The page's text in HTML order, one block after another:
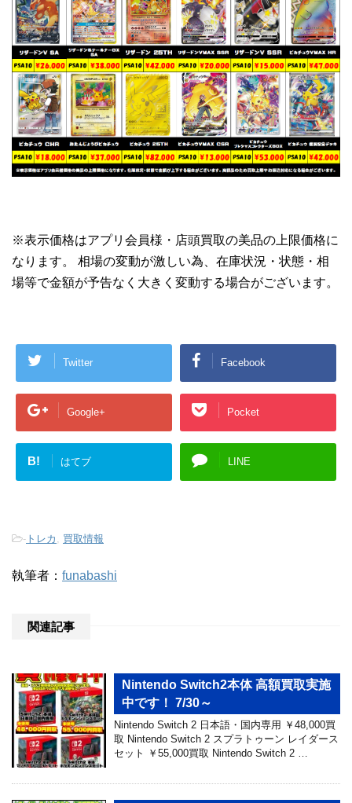
※表示価格はアプリ会員様・店頭買取の美品の上限価格に
なります。 相場の変動が激しい為、在庫状況・状態・相
場等で金額が予告なく大きく変動する場合がございます。
Twitter Facebook
Google+ Pocket
B! はてブ LINE
- トレカ 買取情報
執筆者： funabashi
関連記事
Nintendo Switch2本体 高額買取実施
中です！ 7/30～
Nintendo Switch 2 日本語・国内専用 ￥48,000買
取 Nintendo Switch 2 スプラトゥーン レイダース
セット ￥55,000買取 Nintendo Switch 2 …